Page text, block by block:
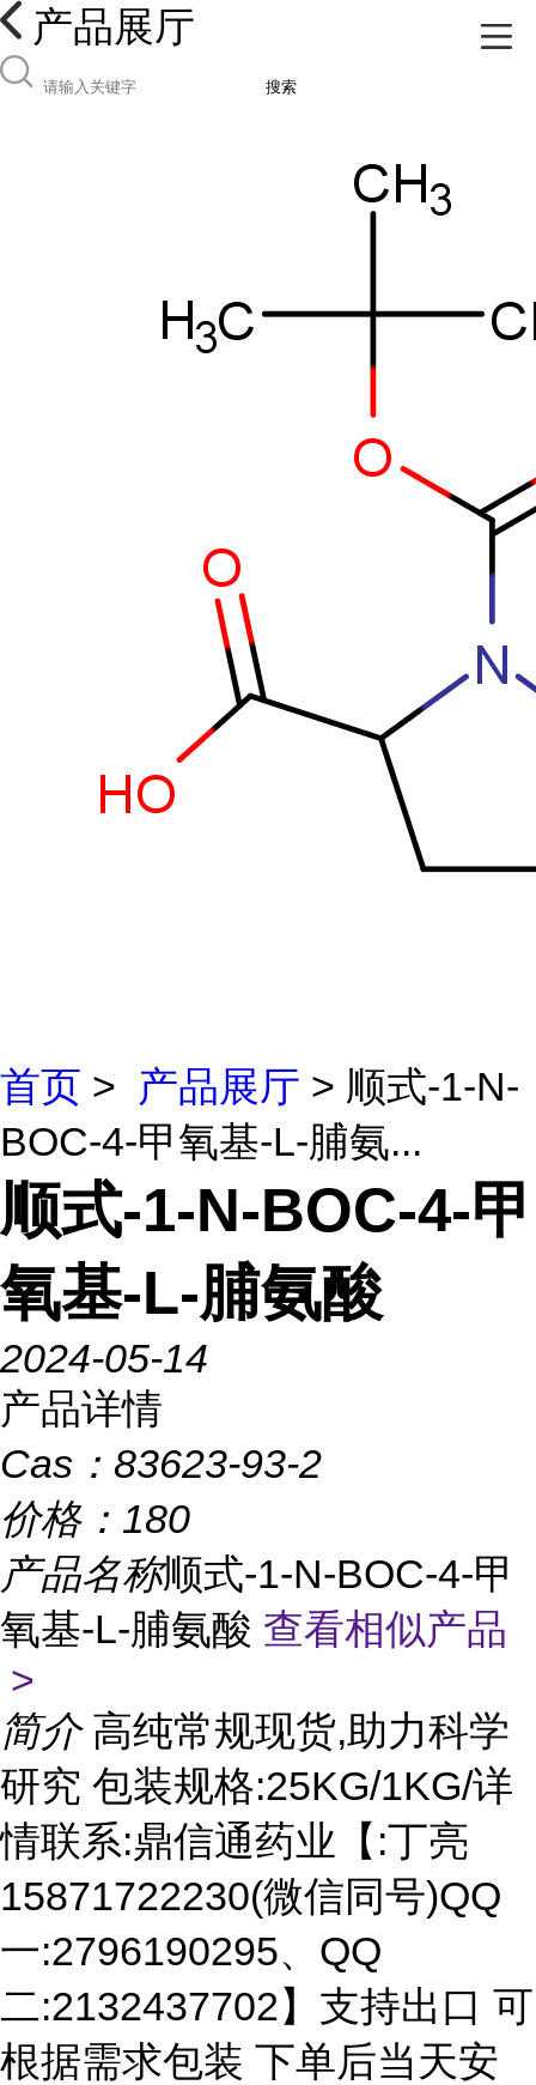
产品展厅
搜索
首页 > 产品展厅 > 顺式-1-N-
BOC-4-甲氧基-L-脯氨...
顺式-1-N-BOC-4-甲
氧基-L-脯氨酸
2024-05-14
产品详情
Cas： 83623-93-2
价格： 180
产品名称顺式-1-N-BOC-4-甲
氧基-L-脯氨酸 查看相似产品
>
简介 高纯常规现货,助力科学
研究 包装规格:25KG/1KG/详
情联系:鼎信通药业【:丁亮
15871722230(微信同号)QQ
一:2796190295、QQ
二:2132437702】支持出口 可
根据需求包装 下单后当天安